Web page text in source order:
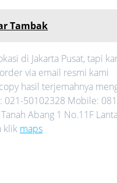
Tambak
di Jakarta Pusat, tapi
via email resmi kami
hasil terjemahnya
021-50102328 Mobile:
Abang 1 No.11F
klik maps